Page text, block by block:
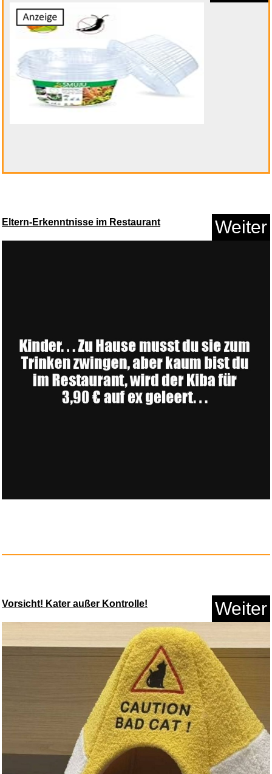
Eltern-Erkenntnisse im Restaurant Weiter
Vorsicht! Kater außer Kontrolle! Weiter